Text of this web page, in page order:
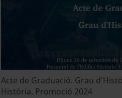
Acte de Graduació. Grau
Història. Promoció 2024